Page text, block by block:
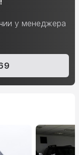
у менеджера